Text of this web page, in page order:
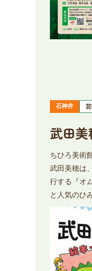
石神井
武田
ちひろ美術
武田美穂は
行する『オ
と人気のひ